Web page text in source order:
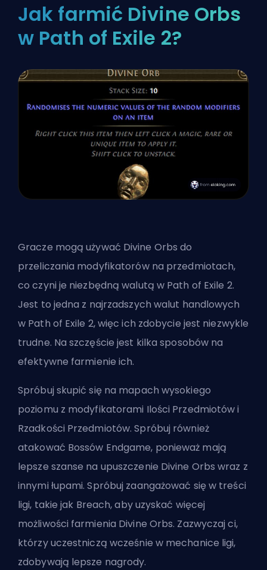
Jak farmić Divine Orbs
w Path of Exile 2?
Gracze mogą używać Divine Orbs do
przeliczania modyfikatorów na przedmiotach,
co czyni je niezbędną walutą w Path of Exile 2.
Jest to jedna z najrzadszych walut handlowych
w Path of Exile 2, więc ich zdobycie jest niezwykle
trudne. Na szczęście jest kilka sposobów na
efektywne farmienie ich.
Spróbuj skupić się na mapach wysokiego
poziomu z modyfikatorami Ilości Przedmiotów i
Rzadkości Przedmiotów. Spróbuj również
atakować Bossów Endgame, ponieważ mają
lepsze szanse na upuszczenie Divine Orbs wraz z
innymi łupami. Spróbuj zaangażować się w treści
ligi, takie jak Breach, aby uzyskać więcej
możliwości farmienia Divine Orbs. Zazwyczaj ci,
którzy uczestniczą wcześnie w mechanice ligi,
zdobywają lepsze nagrody.